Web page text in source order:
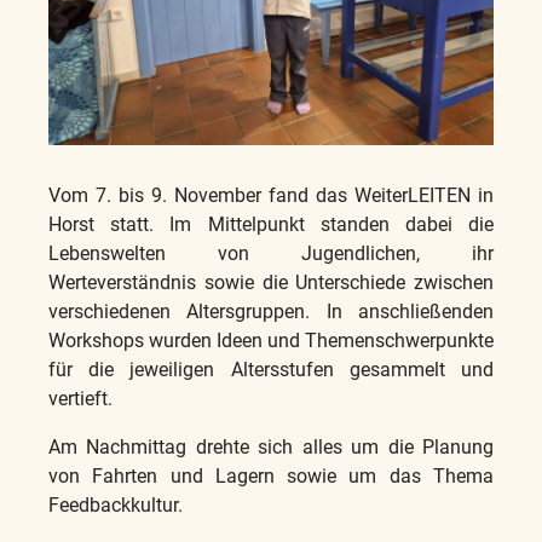
Vom 7. bis 9. November fand das WeiterLEITEN in
Horst statt. Im Mittelpunkt standen dabei die
Lebenswelten von Jugendlichen, ihr
Werteverständnis sowie die Unterschiede zwischen
verschiedenen Altersgruppen. In anschließenden
Workshops wurden Ideen und Themenschwerpunkte
für die jeweiligen Altersstufen gesammelt und
vertieft.
Am Nachmittag drehte sich alles um die Planung
von Fahrten und Lagern sowie um das Thema
Feedbackkultur.